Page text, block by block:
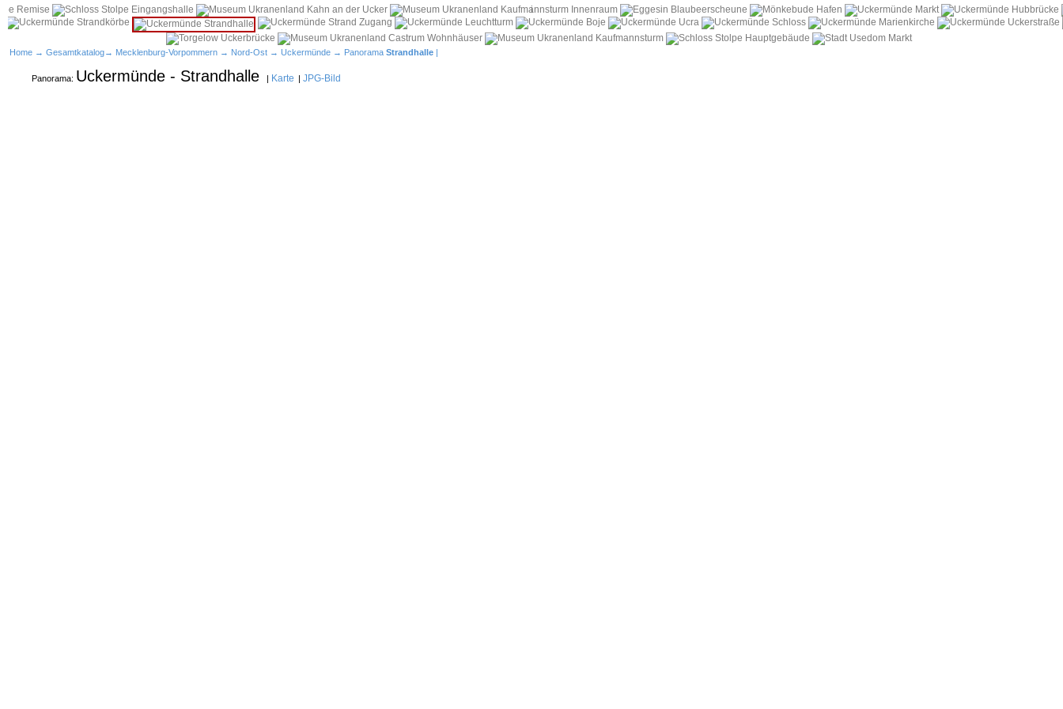
Home → Gesamtkatalog→ Mecklenburg-Vorpommern → Nord-Ost → Uckermünde → Panorama Strandhalle |
Panorama: Uckermünde - Strandhalle | Karte | JPG-Bild
i